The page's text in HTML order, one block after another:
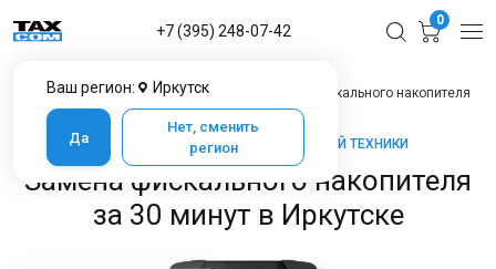
Ваш регион: Иркутск
Да
Нет, сменить
регион
+7 (395) 248-07-42
0
Главная Услуги ЦТО в Иркутске Замена фискального накопителя
ТАКСКОМ-КАССА — МАРКЕТ КАССОВОЙ ТЕХНИКИ
Замена фискального накопителя
за 30 минут в Иркутске